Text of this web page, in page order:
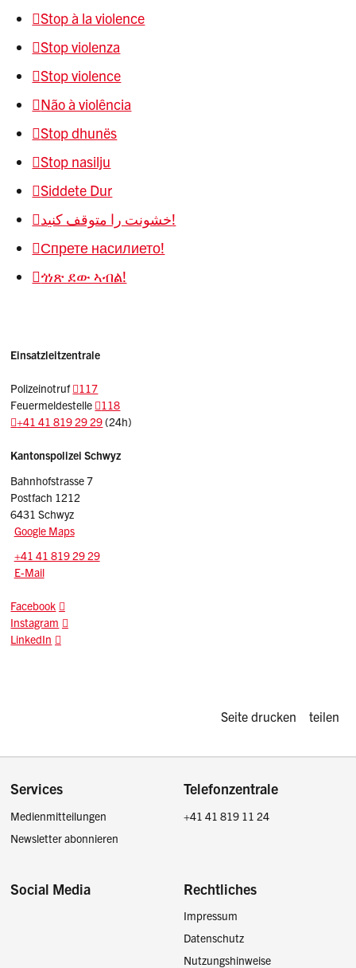
Stop à la violence
Stop violenza
Stop violence
Não à violência
Stop dhunës
Stop nasilju
Siddete Dur
خشونت را متوقف کنید!
Спрете насилието!
ጎነጽ ደው ኣብል!
Einsatzleitzentrale
Polizeinotruf
117
Feuermeldestelle
118
+41 41 819 29 29(24h)
Sidebar
Adresse
Kantonspolizei Schwyz
Bahnhofstrasse 7
Postfach 1212
6431 Schwyz
Google Maps
Tel.:
+41 41 819 29 29
E-Mail: kapo
E-Mail
Facebook
Instagram
LinkedIn
Diese Seite
Seite drucken teilen
Footer
Services
Medienmitteilungen
Newsletter abonnieren
Telefonzentrale
+41 41 819 11 24
Social Media Rechtliches
Impressum
Datenschutz
Nutzungshinweise